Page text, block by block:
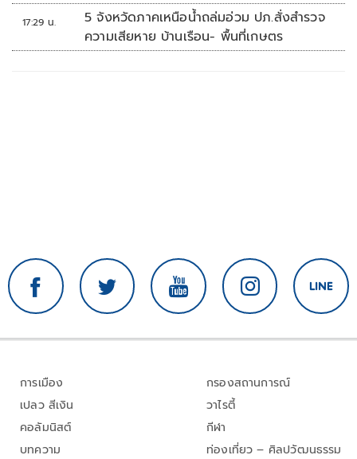
17:29 น.
5 จังหวัดภาคเหนือน้ำถล่มอ่วม ปภ.สั่งสำรวจ
ความเสียหาย บ้านเรือน- พื้นที่เกษตร
การเมือง
เปลว สีเงิน
คอลัมนิสต์
บทความ
กรองสถานการณ์
วาไรตี้
กีฬา
ท่องเที่ยว – ศิลปวัฒนธรรม